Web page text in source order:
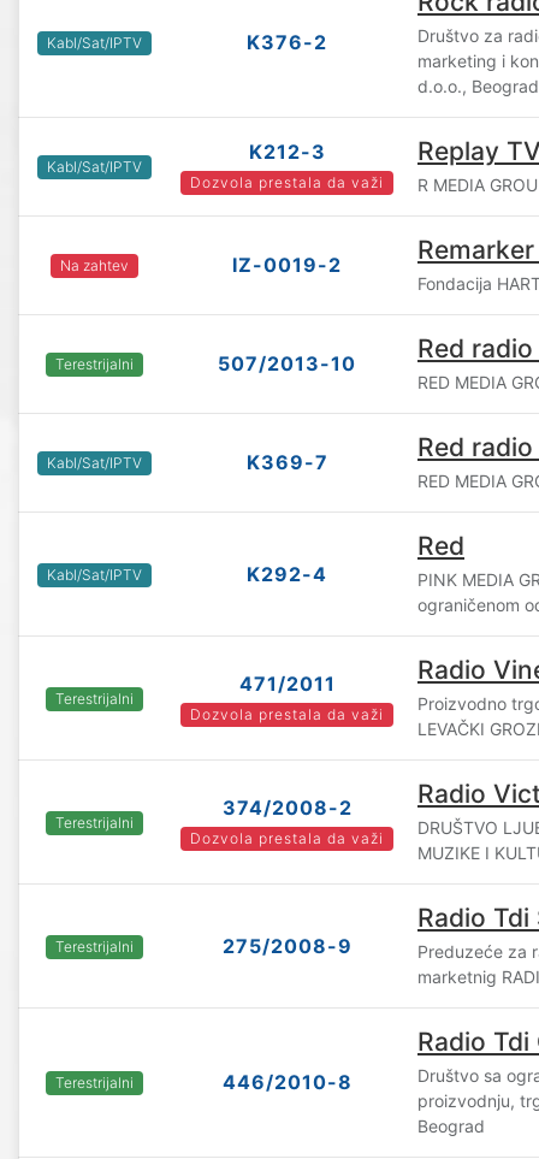
Kabl/Sat/IPTV K376-2
Društvo za
marketing i
d.o.o., Beograd
Kabl/Sat/IPTV
K212-3
Dozvola prestala da važi
Replay
R MEDIA
Na zahtev IZ-0019-2
Fondacija
Terestrijalni 507/2013-10 Red
RED MEDIA
Kabl/Sat/IPTV K369-7 Red
RED MEDIA
Kabl/Sat/IPTV K292-4
Red
PINK MEDIA
ograničenom
Terestrijalni
471/2011
Dozvola prestala da važi
Radio
Proizvodno
LEVAČKI
Terestrijalni
374/2008-2
Dozvola prestala da važi
Radio
DRUŠTVO
MUZIKE I
Terestrijalni 275/2008-9
Radio
Preduzeće za
marketnig
Terestrijalni 446/2010-8
Radio Tdi
Društvo sa
proizvodnju,
Beograd